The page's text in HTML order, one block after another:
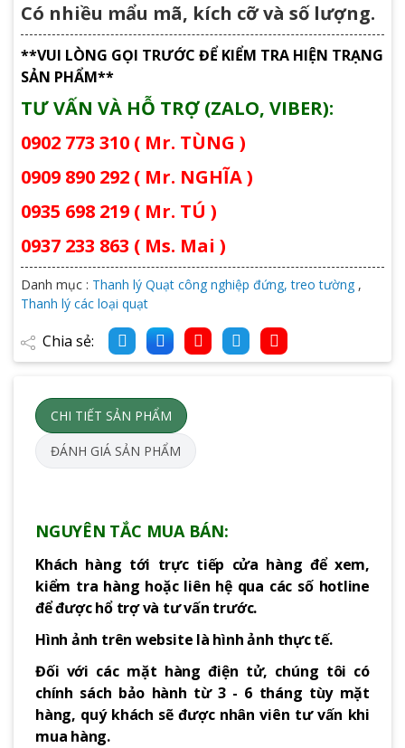
Có nhiều mẩu mã, kích cỡ và số lượng.
**VUI LÒNG GỌI TRƯỚC ĐỂ KIỂM TRA HIỆN TRẠNG
SẢN PHẨM**
TƯ VẤN VÀ HỖ TRỢ (ZALO, VIBER):
0902 773 310 ( Mr. TÙNG )
0909 890 292 ( Mr. NGHĨA )
0935 698 219 ( Mr. TÚ )
0937 233 863 ( Ms. Mai )
Danh mục : Thanh lý Quạt công nghiệp đứng, treo tường ,
Thanh lý các loại quạt
Chia sẻ:
CHI TIẾT SẢN PHẨM
ĐÁNH GIÁ SẢN PHẨM
NGUYÊN TẮC MUA BÁN:
Khách hàng tới trực tiếp cửa hàng để xem,
kiểm tra hàng hoặc liên hệ qua các số hotline
để được hổ trợ và tư vấn trước.
Hình ảnh trên website là hình ảnh thực tế.
Đối với các mặt hàng điện tử, chúng tôi có
chính sách bảo hành từ 3 - 6 tháng tùy mặt
hàng, quý khách sẽ được nhân viên tư vấn khi
mua hàng.